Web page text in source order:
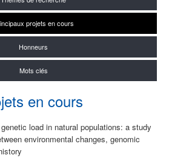
projets en cours
Honneurs
Mots clés
en cours
load in natural populations: a study
environmental changes, genomic